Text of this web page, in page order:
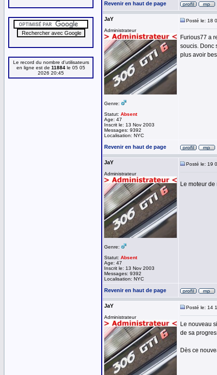
Le record du nombre d'utilisateurs
en ligne est de 11884 le 05 05
2026 20:45
Revenir en haut de page
JaY
Administrateur
Genre:
Statut: Absent
Age: 47
Inscrit le: 13 Nov 2003
Messages: 9392
Localisation: NYC
Posté le: 18
Furious77 a
soucis. Donc
plus avoir
Revenir en haut de page
JaY
Administrateur
Genre:
Statut: Absent
Age: 47
Inscrit le: 13 Nov 2003
Messages: 9392
Localisation: NYC
Posté le: 19
Le moteur
Revenir en haut de page
JaY
Administrateur
Posté le: 14
Le nouveau
de sa
Dès ce